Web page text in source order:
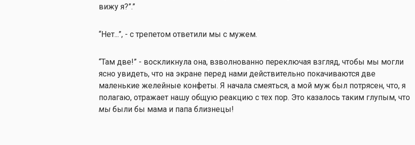
вижу я?”.”
“Нет...”, - с трепетом ответили мы с мужем.
“Там две!” - воскликнула она, взволнованно переключая взгляд, чтобы мы могли
ясно увидеть, что на экране перед нами действительно покачиваются две
маленькие желейные конфеты. Я начала смеяться, а мой муж был потрясен, что, я
полагаю, отражает нашу общую реакцию с тех пор. Это казалось таким глупым, что
мы были бы мама и папа близнецы!